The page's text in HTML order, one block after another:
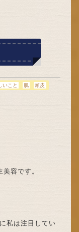
いこと 肌 頭皮
容です。
私は注目してい